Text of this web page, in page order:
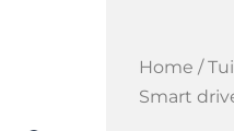
Home /
Smart